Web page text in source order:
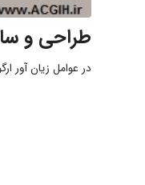
طراحی و
در عوامل زیان آور